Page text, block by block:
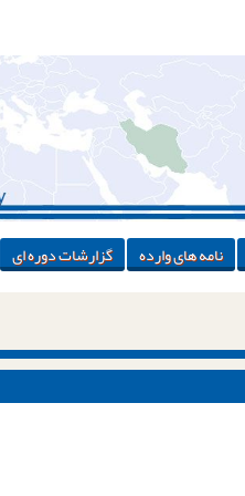
نامه های وارده گزارشات دوره ای